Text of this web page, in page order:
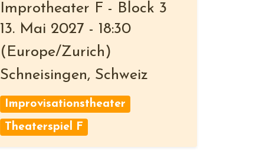
Improtheater F - Block 3
13. Mai 2027 - 18:30
( Europe/Zurich )
Schneisingen, Schweiz
Improvisationstheater
Theaterspiel F